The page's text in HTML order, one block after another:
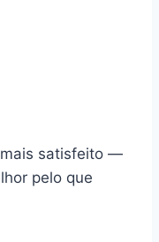
satisfeito —
pelo que